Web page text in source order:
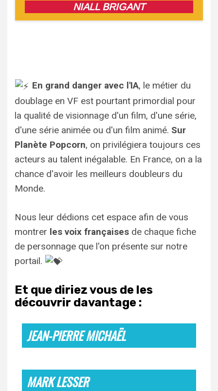
NIALL BRIGANT
En grand danger avec l'IA, le métier du
doublage en VF est pourtant primordial pour
la qualité de visionnage d'un film, d'une série,
d'une série animée ou d'un film animé. Sur
Planète Popcorn, on privilégiera toujours ces
acteurs au talent inégalable. En France, on a la
chance d'avoir les meilleurs doubleurs du
Monde.
Nous leur dédions cet espace afin de vous
montrer les voix françaises de chaque fiche
de personnage que l'on présente sur notre
portail.
Et que diriez vous de les
découvrir davantage :
JEAN-PIERRE MICHAËL
MARK LESSER